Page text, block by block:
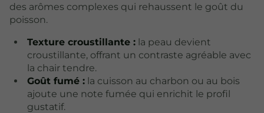
des arômes complexes qui rehaussent le goût du
poisson.
Texture croustillante :la peau devient
croustillante, offrant un contraste agréable avec
la chair tendre.
Goût fumé :la cuisson au charbon ou au bois
ajoute une note fumée qui enrichit le profil
gustatif.